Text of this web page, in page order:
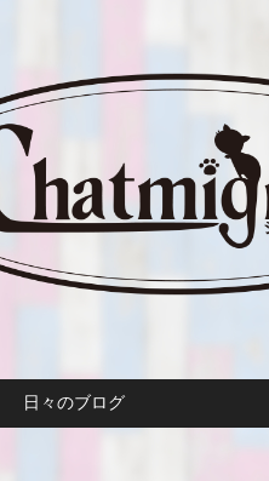
日々のブログ